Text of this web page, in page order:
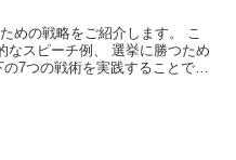
めの戦略をご紹介します。 こ
なスピーチ例、 選挙に勝つため
7つの戦術を実践することで、